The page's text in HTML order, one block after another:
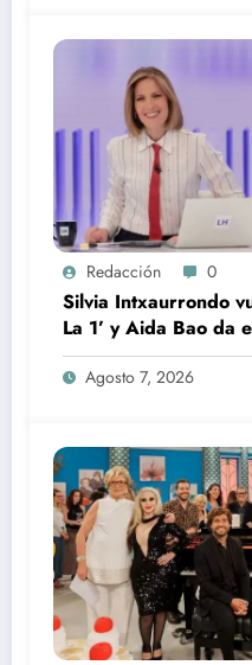
Redacción 0
Silvia Intxaurrondo
La 1’ y Aida Bao da
360’
Agosto 7, 2026